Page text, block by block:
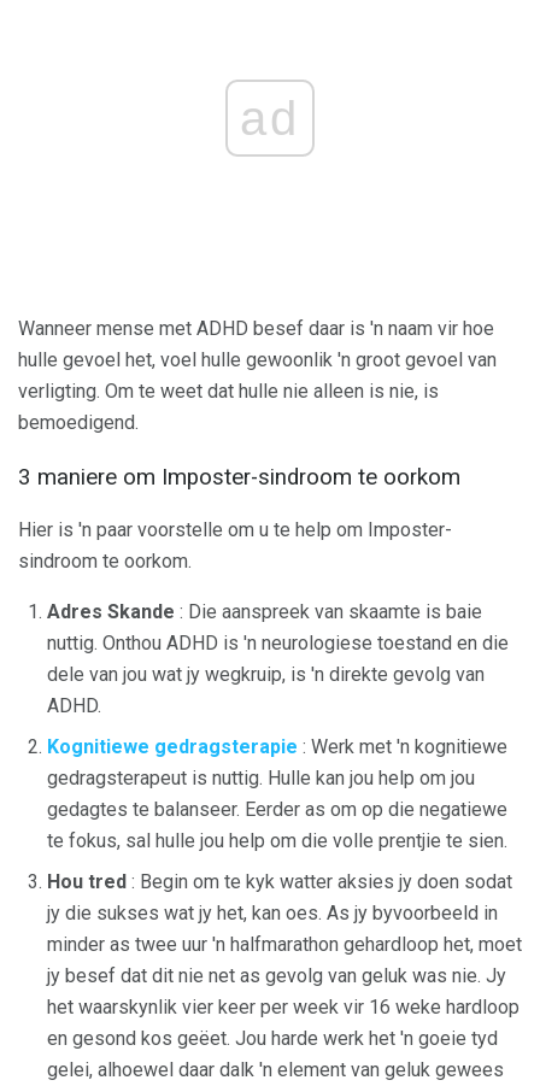
ad
Wanneer mense met ADHD besef daar is 'n naam vir hoe
hulle gevoel het, voel hulle gewoonlik 'n groot gevoel van
verligting. Om te weet dat hulle nie alleen is nie, is
bemoedigend.
3 maniere om Imposter-sindroom te oorkom
Hier is 'n paar voorstelle om u te help om Imposter-
sindroom te oorkom.
Adres Skande : Die aanspreek van skaamte is baie
nuttig. Onthou ADHD is 'n neurologiese toestand en die
dele van jou wat jy wegkruip, is 'n direkte gevolg van
ADHD.
Kognitiewe gedragsterapie : Werk met 'n kognitiewe
gedragsterapeut is nuttig. Hulle kan jou help om jou
gedagtes te balanseer. Eerder as om op die negatiewe
te fokus, sal hulle jou help om die volle prentjie te sien.
Hou tred : Begin om te kyk watter aksies jy doen sodat
jy die sukses wat jy het, kan oes. As jy byvoorbeeld in
minder as twee uur 'n halfmarathon gehardloop het, moet
jy besef dat dit nie net as gevolg van geluk was nie. Jy
het waarskynlik vier keer per week vir 16 weke hardloop
en gesond kos geëet. Jou harde werk het 'n goeie tyd
gelei, alhoewel daar dalk 'n element van geluk gewees